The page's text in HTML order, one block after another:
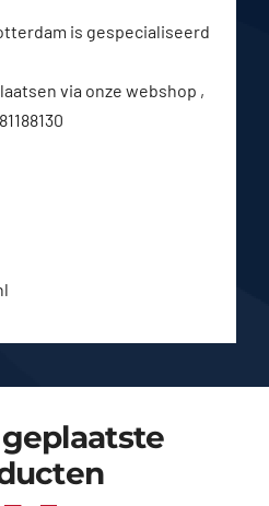
is gespecialiseerd
via onze webshop ,